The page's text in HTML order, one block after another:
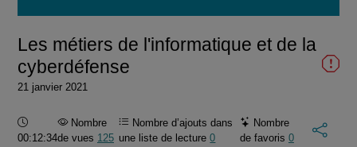
vidéo
Les métiers de l'informatique et de la
cyberdéfense
21 janvier 2021
Durée :
00:12:34
Nombre
de vues 125
Nombre d’ajouts dans
une liste de lecture0
Nombre
de favoris 0